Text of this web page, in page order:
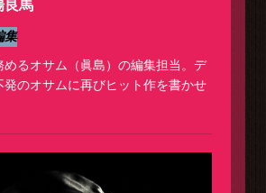
良馬
集
めるオサム（眞島）の編集担当。デ
発のオサムに再びヒット作を書かせ